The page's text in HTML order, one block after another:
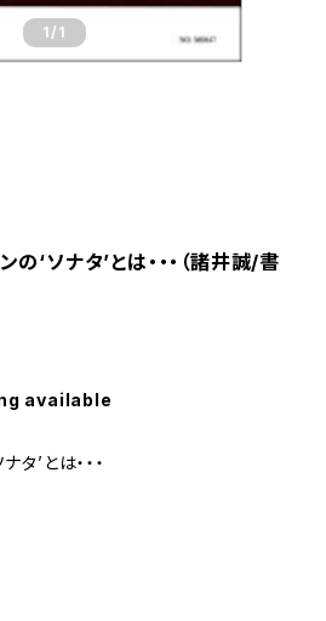
1/1
‘ソナタ’とは・・・（諸井誠/書
available
タ’とは・・・